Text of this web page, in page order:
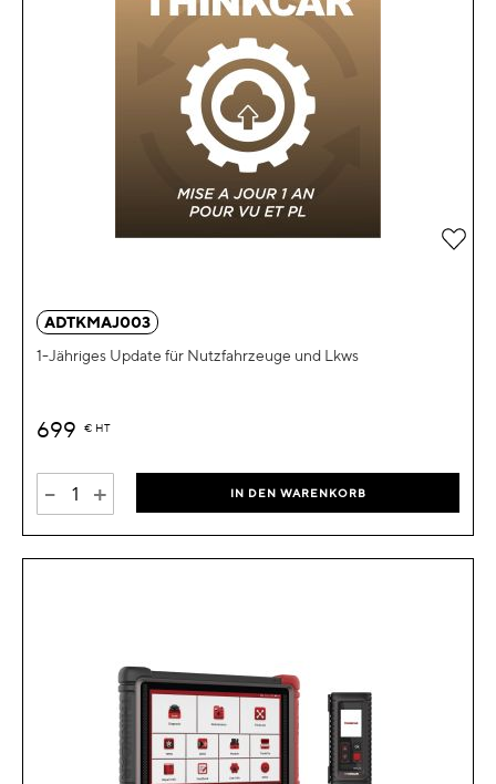
ADTKMAJ003
1-Jähriges Update für Nutzfahrzeuge und Lkws
699 € HT
- + IN DEN WARENKORB
Zur